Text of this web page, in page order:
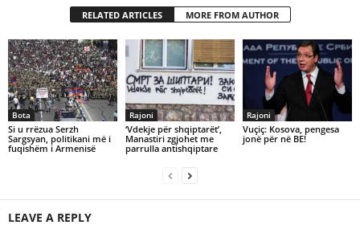
RELATED ARTICLES MORE FROM AUTHOR
Bota
Si u rrëzua Serzh
Sargsyan, politikani më i
fuqishëm i Armenisë
Rajoni
‘Vdekje për shqiptarët’,
Manastiri zgjohet me
parrulla antishqiptare
Rajoni
Vuçiç: Kosova, pengesa
jonë për në BE!
LEAVE A REPLY